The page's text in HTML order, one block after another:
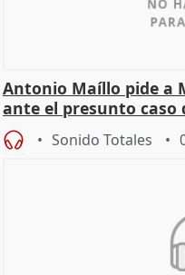
Antonio Maíllo pide a
ante el presunto caso
Sonido Totales